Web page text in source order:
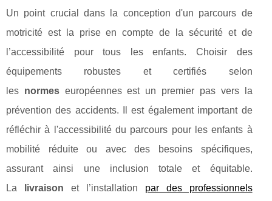
Un point crucial dans la conception d'un parcours de
motricité est la prise en compte de la sécurité et de
l’accessibilité pour tous les enfants. Choisir des
équipements robustes et certifiés selon
les normeseuropéennes est un premier pas vers la
prévention des accidents. Il est également important de
réfléchir à l'accessibilité du parcours pour les enfants à
mobilité réduite ou avec des besoins spécifiques,
assurant ainsi une inclusion totale et équitable.
La
livraison et l’installation par des professionnels